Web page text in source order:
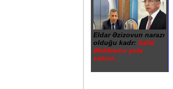
Eldar Əzizovun narazı
olduğu kadr: Xalid
Ələkbərov yola
salınır...